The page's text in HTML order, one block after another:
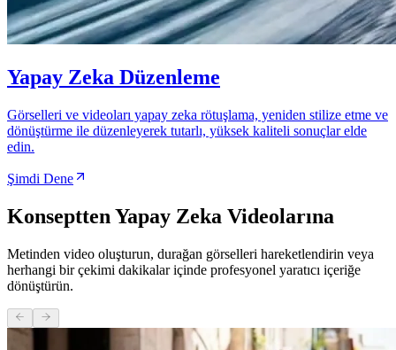
Yapay Zeka Düzenleme
Görselleri ve videoları yapay zeka rötuşlama, yeniden stilize etme ve
dönüştürme ile düzenleyerek tutarlı, yüksek kaliteli sonuçlar elde
edin.
Şimdi Dene
Konseptten Yapay Zeka Videolarına
Metinden video oluşturun, durağan görselleri hareketlendirin veya
herhangi bir çekimi dakikalar içinde profesyonel yaratıcı içeriğe
dönüştürün.